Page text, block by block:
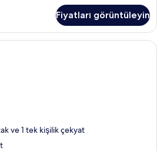
Fiyatları görüntüleyin
Masa, ses yalıtımı, ütü/ütü masası,
ve 1 tek kişilik çekyat